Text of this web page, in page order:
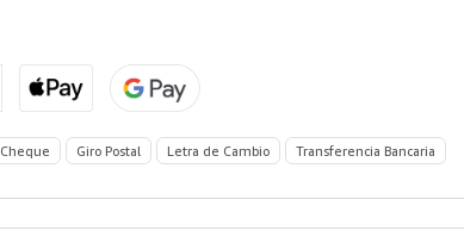
Cheque Giro Postal Letra de Cambio Transferencia Bancaria